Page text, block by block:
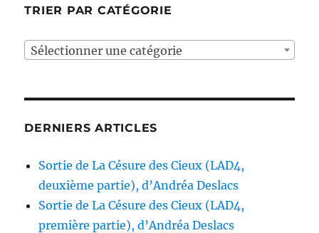
TRIER PAR CATÉGORIE
Sélectionner une catégorie
DERNIERS ARTICLES
Sortie de La Césure des Cieux (LAD4,
deuxième partie), d’Andréa Deslacs
Sortie de La Césure des Cieux (LAD4,
première partie), d’Andréa Deslacs